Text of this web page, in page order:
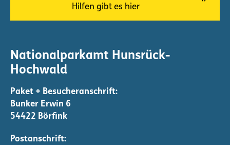
Hilfen gibt es hier
Nationalparkamt Hunsrück-
Hochwald
Bunker Erwin 6
54422 Börfink